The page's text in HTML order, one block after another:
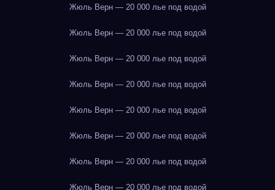
Жюль Верн — 20 000 лье под водой
Жюль Верн — 20 000 лье под водой
Жюль Верн — 20 000 лье под водой
Жюль Верн — 20 000 лье под водой
Жюль Верн — 20 000 лье под водой
Жюль Верн — 20 000 лье под водой
Жюль Верн — 20 000 лье под водой
Жюль Верн — 20 000 лье под водой